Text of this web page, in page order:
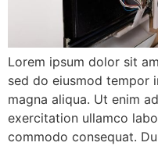
Lorem ipsum dolor sit
sed do eiusmod tempor
magna aliqua. Ut enim
exercitation ullamco
commodo consequat.